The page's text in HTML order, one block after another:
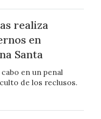
realiza
en
Santa
en un penal
de los reclusos.